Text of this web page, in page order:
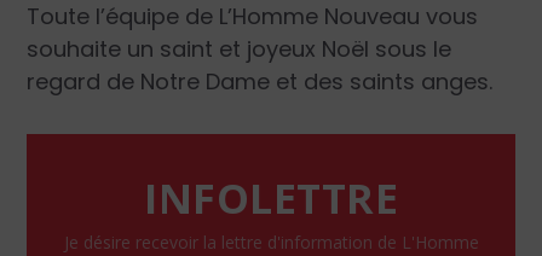
Toute l’équipe de L’Homme Nouveauvous
souhaite un saint et joyeux Noël sous le
regard de Notre Dame et des saints anges.
INFOLETTRE
Je désire recevoir la lettre d'information de L'Homme